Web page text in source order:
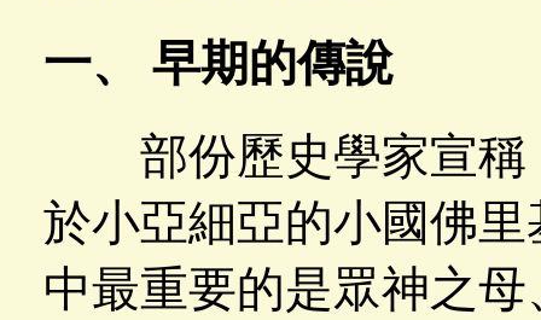
一、 早期的傳說
部份歷史學家宣稱
於小亞細亞的小國佛
中最重要的是眾神之